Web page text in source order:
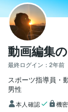
動画編集
最終ログイン： 2年前
スポーツ指導員・
男性
本人確認 機